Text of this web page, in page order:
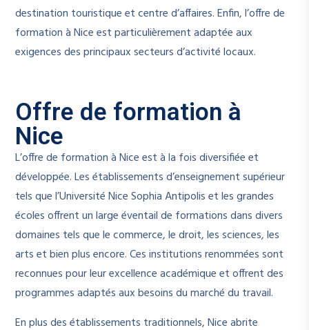
destination touristique et centre d’affaires. Enfin, l’offre de
formation à Nice est particulièrement adaptée aux
exigences des principaux secteurs d’activité locaux.
Offre de formation à
Nice
L’offre de formation à Nice est à la fois diversifiée et
développée. Les établissements d’enseignement supérieur
tels que l’Université Nice Sophia Antipolis et les grandes
écoles offrent un large éventail de formations dans divers
domaines tels que le commerce, le droit, les sciences, les
arts et bien plus encore. Ces institutions renommées sont
reconnues pour leur excellence académique et offrent des
programmes adaptés aux besoins du marché du travail.
En plus des établissements traditionnels, Nice abrite